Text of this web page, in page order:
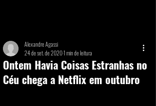
Ontem Havia Coisas Estranhas no
Céu chega a Netflix em outubro
Alexandre Agassi
24 de set. de 20201 min de leitura